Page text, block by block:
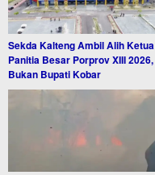
Sekda Kalteng Ambil Alih Ketua
Panitia Besar Porprov XIII 2026,
Bukan Bupati Kobar